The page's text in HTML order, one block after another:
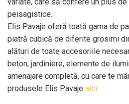
variate, care să confere un plus
peisagistice.
Elis Pavaje oferă toată gama de
piatră cubică de diferite grosimi
alături de toate accesoriile
beton, jardiniere, elemente de
amenajare completă, cu care te
produsele Elis Pavaje aici.